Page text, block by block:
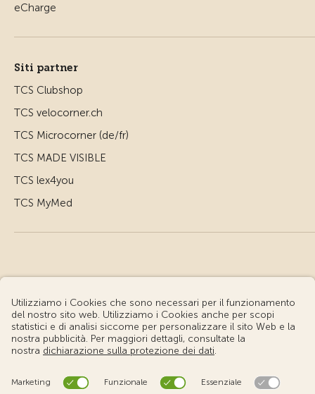
Siti partner
TCS Clubshop
TCS velocorner.ch
TCS Microcorner (de/fr)
TCS MADE VISIBLE
TCS lex4you
TCS MyMed
© Touring Club Svizzero
Condizioni d'uso – Informazioni giuridiche